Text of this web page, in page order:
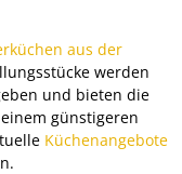
aus der
werden
und bieten die
günstigeren
Küchenangebote